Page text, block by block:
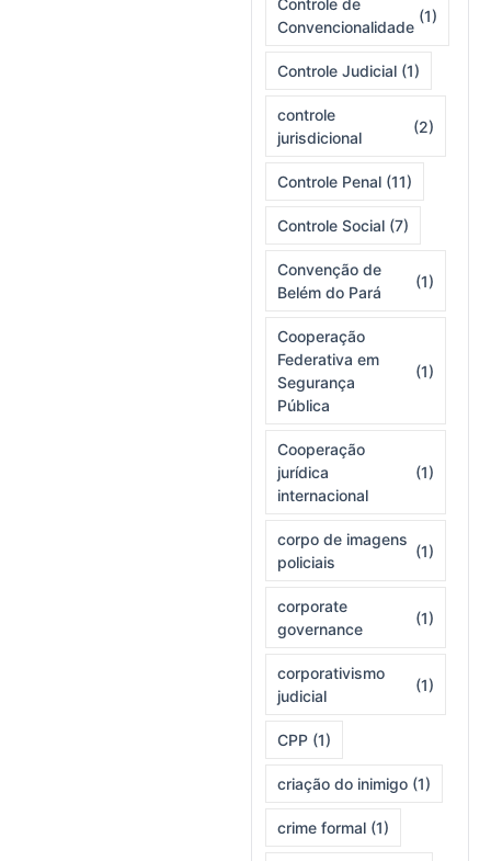
Controle de
Convencionalidade
(1)
Controle Judicial (1)
controle
jurisdicional
(2)
Controle Penal (11)
Controle Social (7)
Convenção de
Belém do Pará
(1)
Cooperação
Federativa em
Segurança
Pública
(1)
Cooperação
jurídica
internacional
(1)
corpo de imagens
policiais
(1)
corporate
governance
(1)
corporativismo
judicial
(1)
CPP (1)
criação do inimigo (1)
crime formal (1)